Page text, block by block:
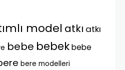
model atkı atkı
bebe bebekbebe
bere modelleri